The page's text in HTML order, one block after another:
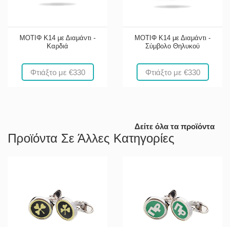
ΜΟΤΙΦ Κ14 με Διαμάντι -
Καρδιά
Φτιάξτο με €330
ΜΟΤΙΦ Κ14 με Διαμάντι -
Σύμβολο Θηλυκού
Φτιάξτο με €330
Δείτε όλα τα προϊόντα
Προϊόντα Σε Άλλες Κατηγορίες